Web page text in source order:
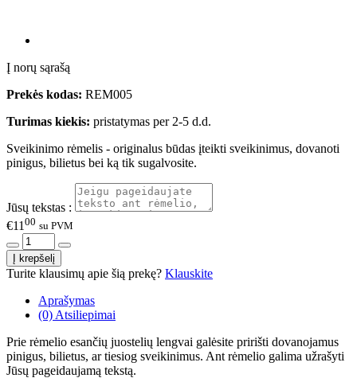
Į norų sąrašą
Prekės kodas: REM005
Turimas kiekis: pristatymas per 2-5 d.d.
Sveikinimo rėmelis - originalus būdas įteikti sveikinimus, dovanoti
pinigus, bilietus bei ką tik sugalvosite.
Jūsų tekstas :
€11 00 su PVM
Turite klausimų apie šią prekę? Klauskite
Aprašymas
(0) Atsiliepimai
Prie rėmelio esančių juostelių lengvai galėsite pririšti dovanojamus
pinigus, bilietus, ar tiesiog sveikinimus. Ant rėmelio galima užrašyti
Jūsų pageidaujamą tekstą.